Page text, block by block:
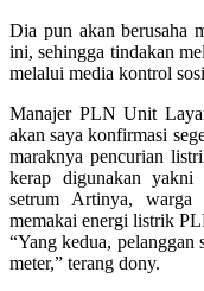
Dia pun akan berusaha
ini, sehingga tindakan
melalui media kontrol
Manajer PLN Unit
akan saya konfirmasi
maraknya pencurian
kerap digunakan
setrum Artinya, warga
memakai energi listrik
“Yang kedua, pelanggan
meter,” terang dony.